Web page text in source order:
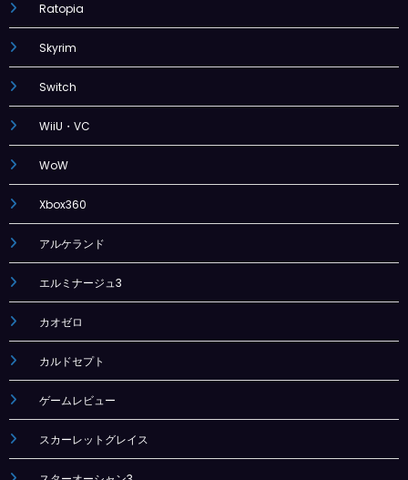
Ratopia
Skyrim
Switch
WiiU・VC
WoW
Xbox360
アルケランド
エルミナージュ3
カオゼロ
カルドセプト
ゲームレビュー
スカーレットグレイス